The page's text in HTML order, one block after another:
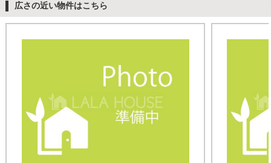
広さの近い物件はこちら